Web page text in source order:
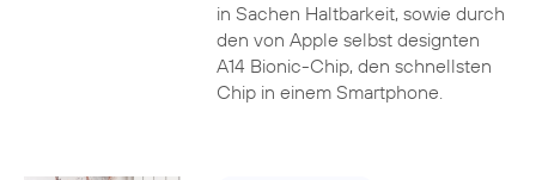
in Sachen Haltbarkeit, sowie durch
den von Apple selbst designten
A14 Bionic-Chip, den schnellsten
Chip in einem Smartphone.